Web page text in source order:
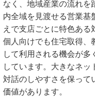
なく、地域産業の流れを
内全域を見渡せる営業基
えで支店ごとに特色ある
個人向けでも住宅取得、
して利用される機会が
しています。大きなネ
対話のしやすさを保って
価値があります。